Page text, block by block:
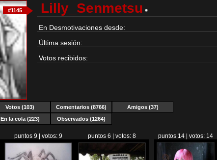
#1145 Lilly_Senmetsu
En Desmotivaciones desde:
Última sesión:
Votos recibidos:
Votos (103) Comentarios (8766)
Amigos (37)
En la cola (223) Observados (1264)
puntos 9 | votos: 9 puntos 6 | votos: 8 puntos 14 | votos: 14